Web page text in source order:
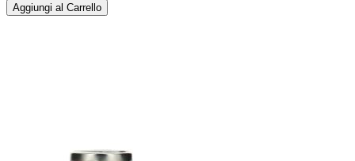
Aggiungi al Carrello